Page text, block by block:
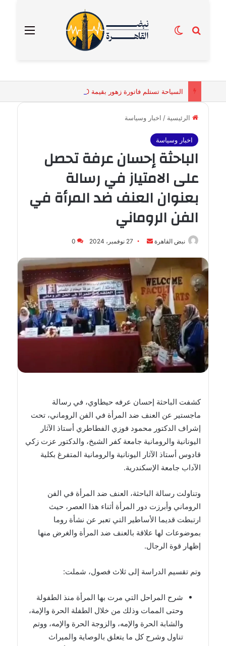
القائمة بحث عنالوضع المظلم
الرئيسية / اخبار وسياسة
اخبار وسياسة
الباحثة إحسان عرفة تحصل
على الامتياز في رسالة
بعنوان العنف ضد المرأة في
الفن الروماني
نبض القاهرة
أرسل
إلكترونيا
27 نوفمبر، 2024 0
كشفت الباحثة إحسان عرفه حيطاوي، في رسالة
ماجستير عن العنف ضد المرأة في الفن الروماني، تحت
إشراف الدكتور محمود فوزي الفطاطري أستاذ الآثار
اليونانية والرومانية جامعة كفر الشيخ، والدكتور عزت زكي
قادوس أستاذ الآثار اليونانية والرومانية المتفرغ بكلية
الآداب جامعة الإسكندرية.
وتناولت رسالة الباحثة، العنف ضد المرأة في الفن
الروماني وأبرزت دور المرأة أثناء هذا العصر، حيث
ارتبطت قديما الأساطير التي تعبر عن نشأة روما
بموضوعات لها علاقة بالعنف ضد المرأة والغرض منها
إظهار قوة الرجال.
وتم تقسيم الدراسة إلى ثلاث فصول، شملت:
شرح المراحل التي مرت بها المرأة منذ الطفولة
وحتى الممات وذلك من خلال الطفلة الحرة والإمة،
والشابة الحرة والإمه، والزوجة الحرة والإمه، ووتم
تناول وشرح كل ما يتعلق بالوصاية والميراث